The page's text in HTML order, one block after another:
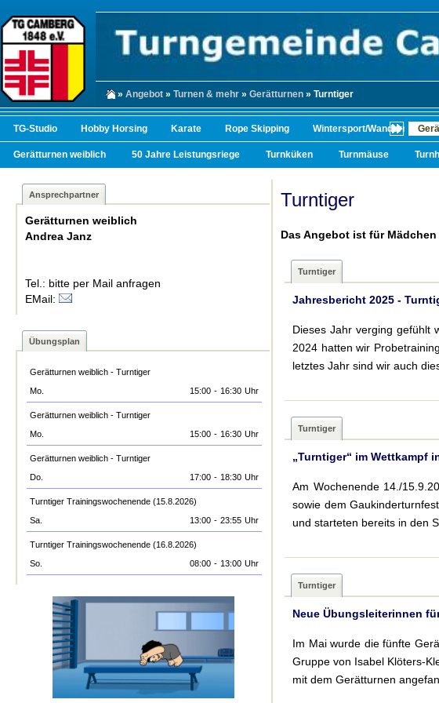
» Angebot » Turnen & mehr » Gerätturnen » Turntiger
TG-Studio Hobby Horsing Karate Rope Skipping Wintersport/Wandern/
Gerätturnen weiblich 50 Jahre Leistungsriege Turnküken Turnmäuse
Ansprechpartner
Gerätturnen weiblich
Andrea Janz
Tel.: bitte per Mail anfragen
EMail:
Übungsplan
Gerätturnen weiblich - Turntiger
Mo.
15:00 - 16:30 Uhr
Gerätturnen weiblich - Turntiger
Mo.
15:00 - 16:30 Uhr
Gerätturnen weiblich - Turntiger
Do.
17:00 - 18:30 Uhr
Turntiger Trainingswochenende (15.8.2026)
Sa.
13:00 - 23:55 Uhr
Turntiger Trainingswochenende (16.8.2026)
So.
08:00 - 13:00 Uhr
Turntiger
Das Angebot ist für
Turntiger
Jahresbericht 2025 -
Dieses Jahr verging gefühlt
2024 hatten wir
letztes Jahr sind wir auch
Turntiger
„Turntiger“ im Wettkampf
Am Wochenende 14./
sowie dem
und starteten bereits in den
Turntiger
Neue Übungsleiterinnen
Im Mai wurde die fünfte
Gruppe von Isabel Klöters-
mit dem Gerätturnen